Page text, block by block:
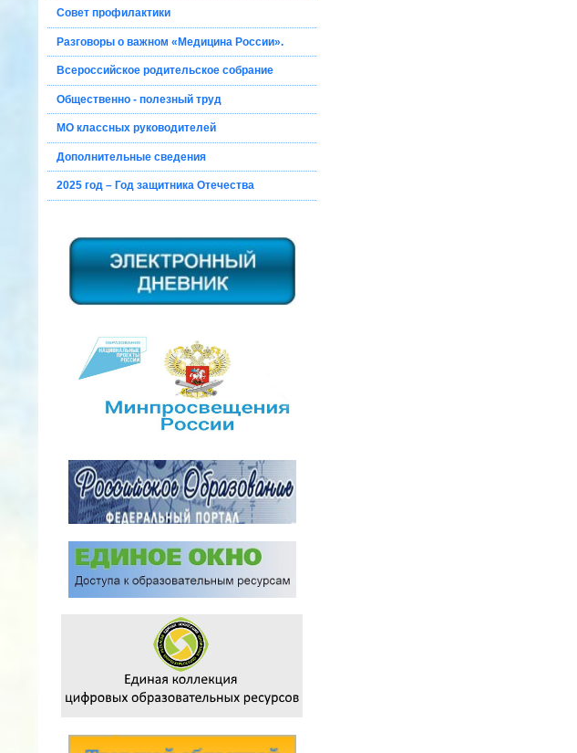
Совет профилактики
Разговоры о важном «Медицина России».
Всероссийское родительское собрание
Общественно - полезный труд
МО классных руководителей
Дополнительные сведения
2025 год – Год защитника Отечества